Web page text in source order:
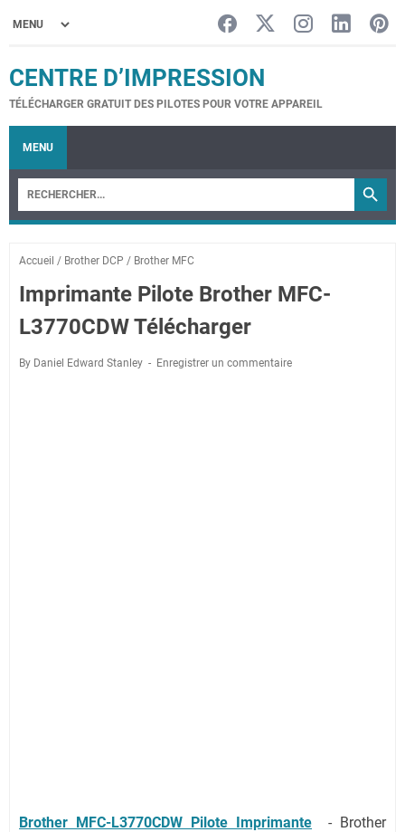
CENTRE D’IMPRESSION
TÉLÉCHARGER GRATUIT DES PILOTES POUR VOTRE APPAREIL
MENU
Accueil / Brother DCP / Brother MFC
Imprimante Pilote Brother MFC-
L3770CDW Télécharger
By Daniel Edward Stanley Enregistrer un commentaire
Brother MFC-L3770CDW Pilote Imprimante - Brother